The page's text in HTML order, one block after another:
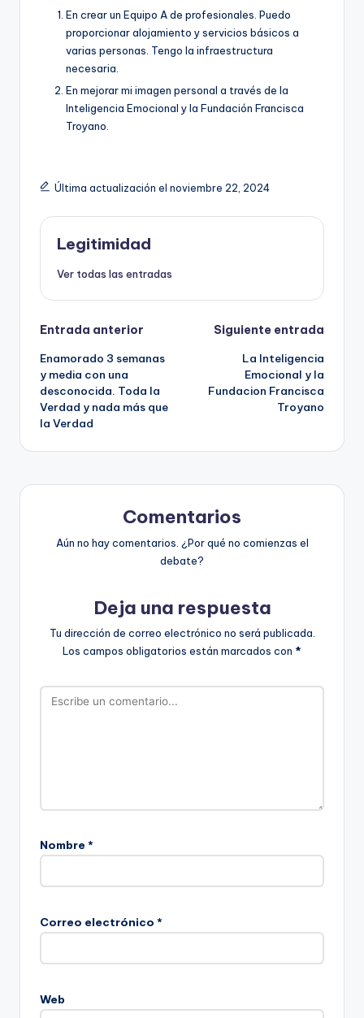
En crear un Equipo A de profesionales. Puedo
proporcionar alojamiento y servicios básicos a
varias personas. Tengo la infraestructura
necesaria.
En mejorar mi imagen personal a través de la
Inteligencia Emocional y la Fundación Francisca
Troyano.
Última actualización el noviembre 22, 2024
Legitimidad
Ver todas las entradas
Navegación
de
entradas
Entrada anterior
Enamorado 3 semanas
y media con una
desconocida. Toda la
Verdad y nada más que
la Verdad
Siguiente entrada
La Inteligencia
Emocional y la
Fundacion Francisca
Troyano
Comentarios
Aún no hay comentarios. ¿Por qué no comienzas el
debate?
Deja una respuesta
Tu dirección de correo electrónico no será publicada.
Los campos obligatorios están marcados con *
Nombre *
Correo electrónico *
Web